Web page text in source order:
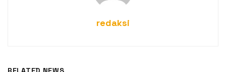
redaksi